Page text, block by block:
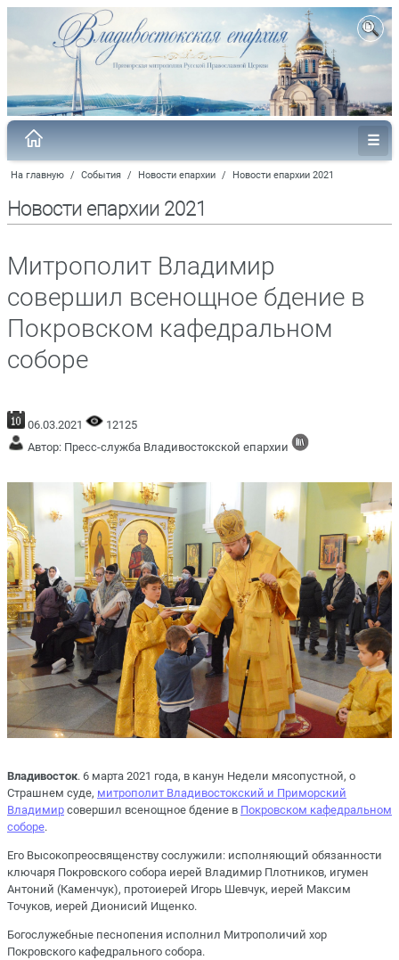
На главную / События / Новости епархии / Новости епархии 2021
Новости епархии 2021
Митрополит Владимир
совершил всенощное бдение в
Покровском кафедральном
соборе
06.03.2021
12125
Автор: Пресс-служба Владивостокской епархии
Владивосток. 6 марта 2021 года, в канун Недели мясопустной, о
Страшнем суде, митрополит Владивостокский и Приморский
Владимир совершил всенощное бдение в Покровском кафедральном
соборе.
Его Высокопреосвященству сослужили: исполняющий обязанности
ключаря Покровского собора иерей Владимир Плотников, игумен
Антоний (Каменчук), протоиерей Игорь Шевчук, иерей Максим
Точуков, иерей Дионисий Ищенко.
Богослужебные песнопения исполнил Митрополичий хор
Покровского кафедрального собора.